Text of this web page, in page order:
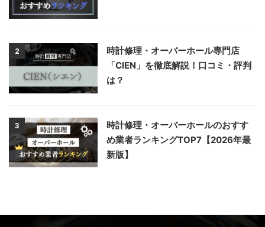
2
時計修理・オーバーホール専門店
「CIEN」を徹底解説！口コミ・評判
は？
3
時計修理・オーバーホールのおすす
め業者ランキングTOP7【2026年最
新版】